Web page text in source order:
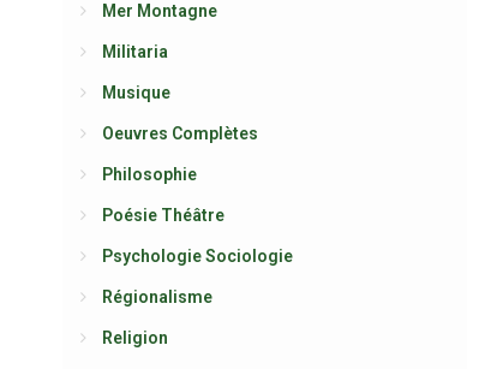
Mer Montagne
Militaria
Musique
Oeuvres Complètes
Philosophie
Poésie Théâtre
Psychologie Sociologie
Régionalisme
Religion